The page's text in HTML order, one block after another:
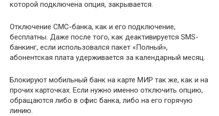
которой подключена опция, закрывается.
Отключение СМС-банка, как и его подключение,
бесплатны. Даже после того, как деактивируется SMS-
банкинг, если использовался пакет «Полный»,
абонентская плата удерживается за календарный месяц.
Блокируют мобильный банк на карте МИР так же, как и на
прочих карточках. Если нужно именно отключить опцию,
обращаются либо в офис банка, либо на его горячую
линию.